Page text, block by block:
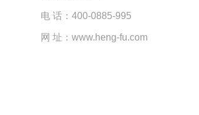
电 话：400-0885-995
网 址：www.heng-fu.com